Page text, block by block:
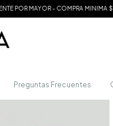
MAYOR - COMPRA MINIMA
Preguntas Frecuentes